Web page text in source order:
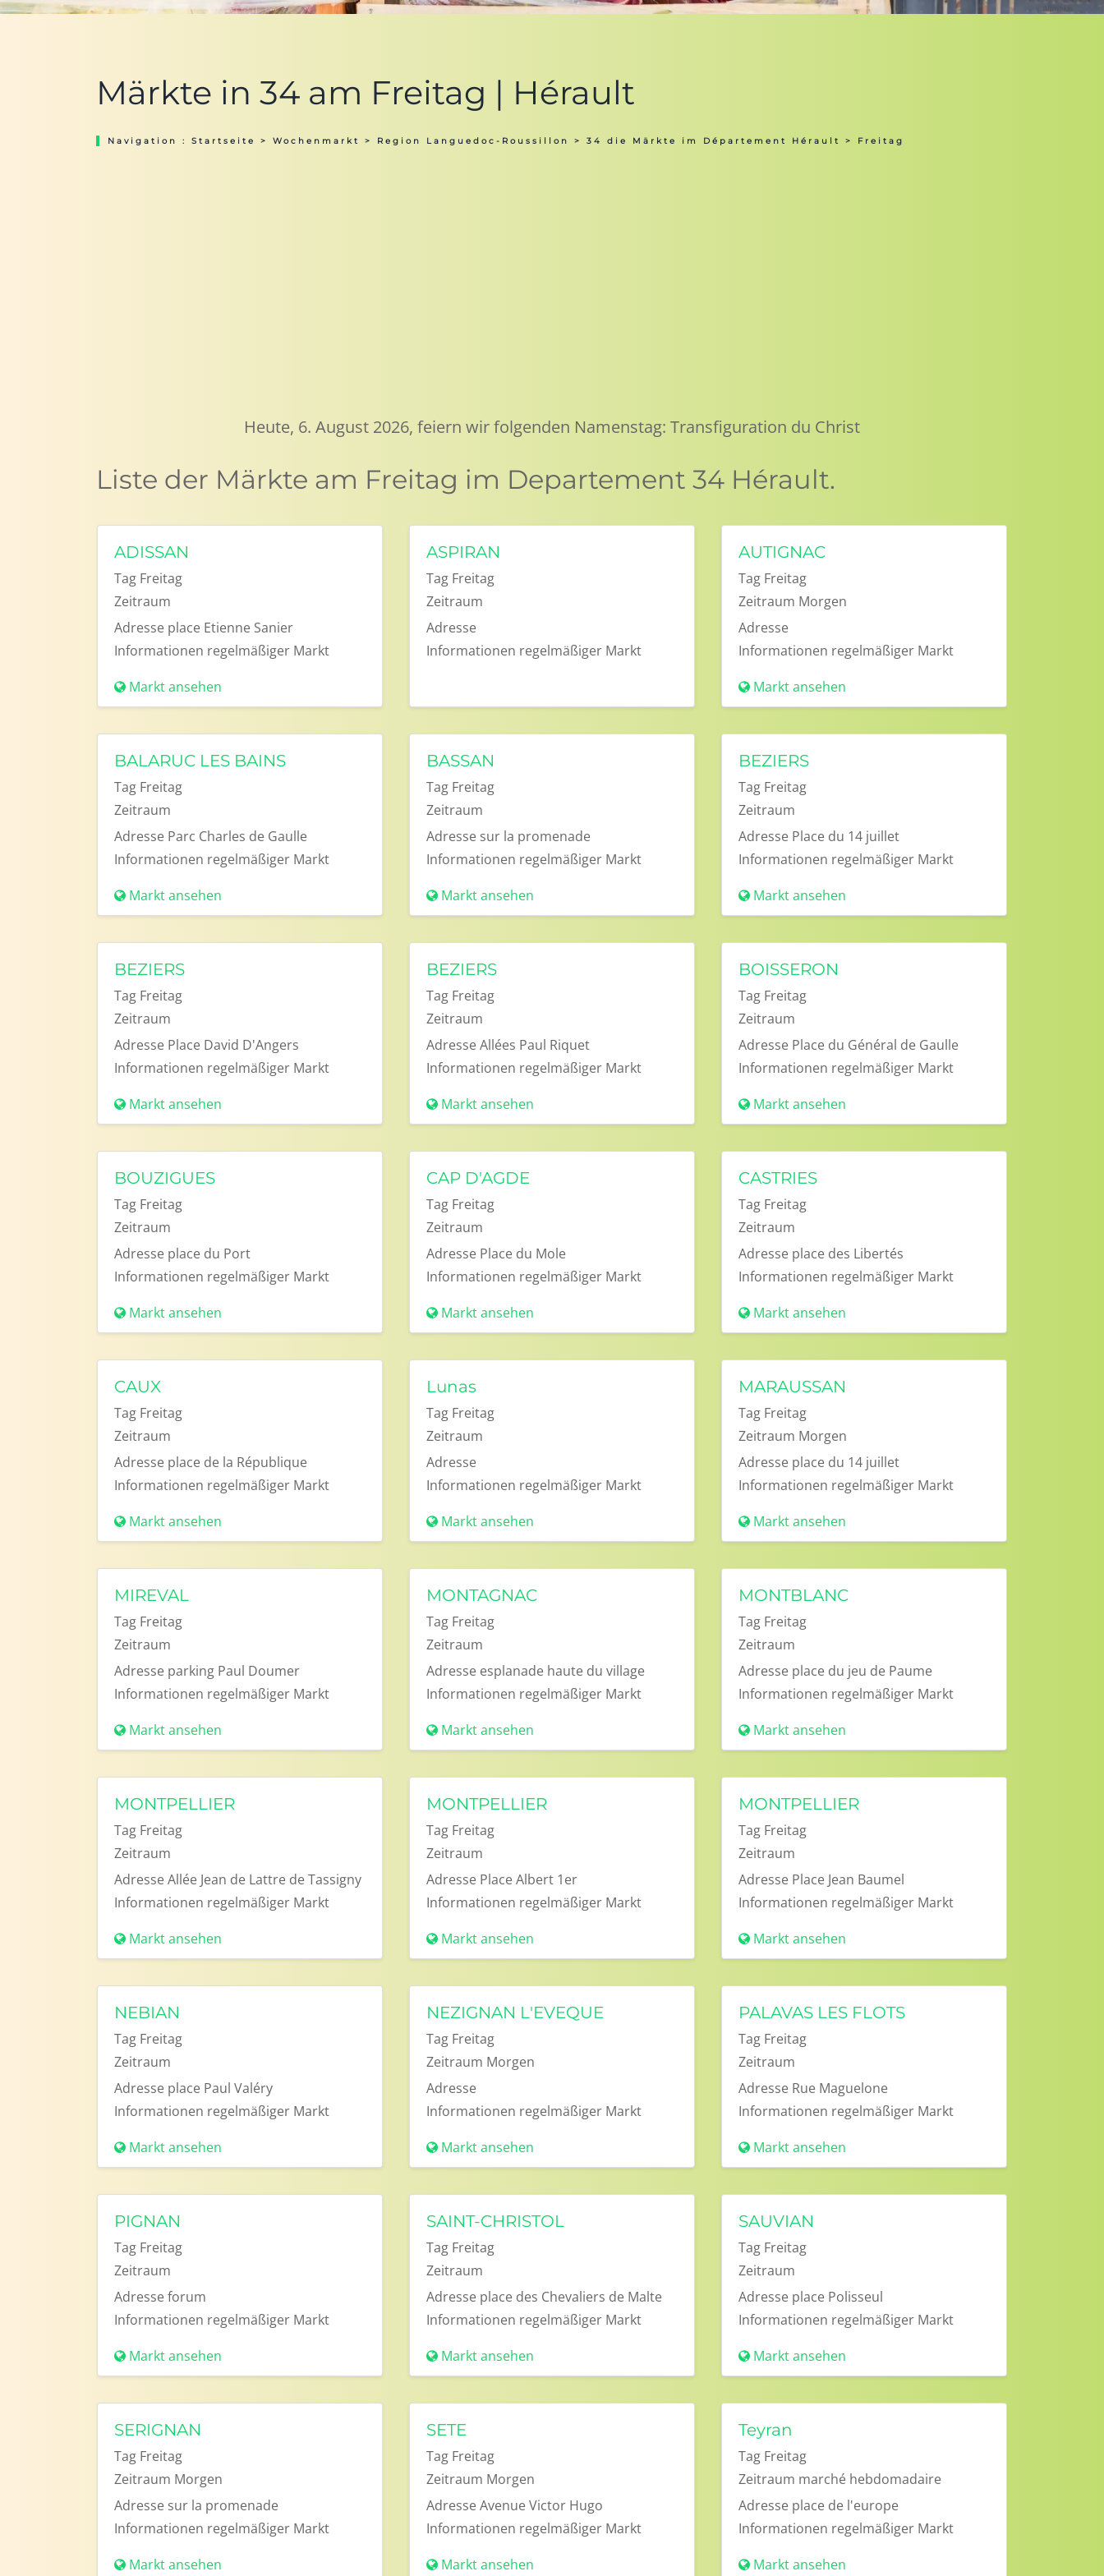
Märkte in 34 am Freitag | Hérault
Navigation : Startseite > Wochenmarkt > Region Languedoc-Roussillon > 34 die Märkte im Département Hérault > Freitag
Heute, 6. August 2026, feiern wir folgenden Namenstag: Transfiguration du Christ
Liste der Märkte am Freitag im Departement 34 Hérault.
ADISSAN
Tag Freitag
Zeitraum
Adresse place Etienne Sanier
Informationen regelmäßiger Markt
Markt ansehen
ASPIRAN
Tag Freitag
Zeitraum
Adresse
Informationen regelmäßiger Markt
AUTIGNAC
Tag Freitag
Zeitraum Morgen
Adresse
Informationen regelmäßiger Markt
Markt ansehen
BALARUC LES BAINS
Tag Freitag
Zeitraum
Adresse Parc Charles de Gaulle
Informationen regelmäßiger Markt
Markt ansehen
BASSAN
Tag Freitag
Zeitraum
Adresse sur la promenade
Informationen regelmäßiger Markt
Markt ansehen
BEZIERS
Tag Freitag
Zeitraum
Adresse Place du 14 juillet
Informationen regelmäßiger Markt
Markt ansehen
BEZIERS
Tag Freitag
Zeitraum
Adresse Place David D'Angers
Informationen regelmäßiger Markt
Markt ansehen
BEZIERS
Tag Freitag
Zeitraum
AdresseAllées Paul Riquet
Informationen regelmäßiger Markt
Markt ansehen
BOISSERON
Tag Freitag
Zeitraum
Adresse Place du Général de Gaulle
Informationen regelmäßiger Markt
Markt ansehen
BOUZIGUES
Tag Freitag
Zeitraum
Adresse place du Port
Informationen regelmäßiger Markt
Markt ansehen
CAP D'AGDE
Tag Freitag
Zeitraum
Adresse Place du Mole
Informationen regelmäßiger Markt
Markt ansehen
CASTRIES
Tag Freitag
Zeitraum
Adresse place des Libertés
Informationen regelmäßiger Markt
Markt ansehen
CAUX
Tag Freitag
Zeitraum
Adresse place de la République
Informationen regelmäßiger Markt
Markt ansehen
Lunas
Tag Freitag
Zeitraum
Adresse
Informationen regelmäßiger Markt
Markt ansehen
MARAUSSAN
Tag Freitag
Zeitraum Morgen
Adresse place du 14 juillet
Informationen regelmäßiger Markt
Markt ansehen
MIREVAL
Tag Freitag
Zeitraum
Adresse parking Paul Doumer
Informationen regelmäßiger Markt
Markt ansehen
MONTAGNAC
Tag Freitag
Zeitraum
Adresse esplanade haute du village
Informationen regelmäßiger Markt
Markt ansehen
MONTBLANC
Tag Freitag
Zeitraum
Adresse place du jeu de Paume
Informationen regelmäßiger Markt
Markt ansehen
MONTPELLIER
Tag Freitag
Zeitraum
AdresseAllée Jean de Lattre de Tassigny
Informationen regelmäßiger Markt
Markt ansehen
MONTPELLIER
Tag Freitag
Zeitraum
Adresse Place Albert 1er
Informationen regelmäßiger Markt
Markt ansehen
MONTPELLIER
Tag Freitag
Zeitraum
Adresse Place Jean Baumel
Informationen regelmäßiger Markt
Markt ansehen
NEBIAN
Tag Freitag
Zeitraum
Adresse place Paul Valéry
Informationen regelmäßiger Markt
Markt ansehen
NEZIGNAN L'EVEQUE
Tag Freitag
Zeitraum Morgen
Adresse
Informationen regelmäßiger Markt
Markt ansehen
PALAVAS LES FLOTS
Tag Freitag
Zeitraum
Adresse Rue Maguelone
Informationen regelmäßiger Markt
Markt ansehen
PIGNAN
Tag Freitag
Zeitraum
Adresseforum
Informationen regelmäßiger Markt
Markt ansehen
SAINT-CHRISTOL
Tag Freitag
Zeitraum
Adresse place des Chevaliers de Malte
Informationen regelmäßiger Markt
Markt ansehen
SAUVIAN
Tag Freitag
Zeitraum
Adresse place Polisseul
Informationen regelmäßiger Markt
Markt ansehen
SERIGNAN
Tag Freitag
Zeitraum Morgen
Adresse sur la promenade
Informationen regelmäßiger Markt
Markt ansehen
SETE
Tag Freitag
Zeitraum Morgen
AdresseAvenue Victor Hugo
Informationen regelmäßiger Markt
Markt ansehen
Teyran
Tag Freitag
Zeitraum marché hebdomadaire
Adresse place de l'europe
Informationen regelmäßiger Markt
Markt ansehen